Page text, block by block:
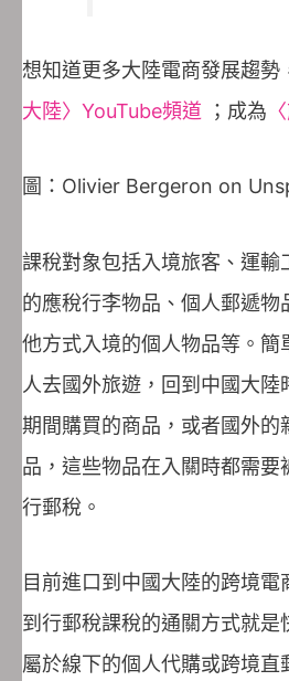
想知道更多大陸電商發展趨勢
大陸〉YouTube頻道 ；成為
圖：Olivier Bergeron on
課稅對象包括入境旅客、運輸
的應稅行李物品、個人郵遞物
他方式入境的個人物品等。簡
人去國外旅遊，回到中國大
期間購買的商品，或者國外的
品，這些物品在入關時都需要
行郵稅。
目前進口到中國大陸的跨境電
到行郵稅課稅的通關方式就是
屬於線下的個人代購或跨境直